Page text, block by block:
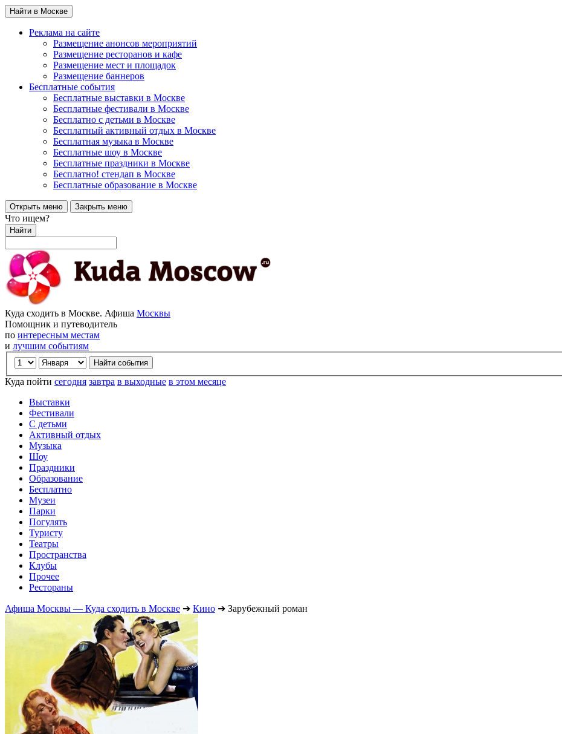
Найти в Москве
Реклама на сайте
Размещение анонсов мероприятий
Размещение ресторанов и кафе
Размещение мест и площадок
Размещение баннеров
Бесплатные события
Бесплатные выставки в Москве
Бесплатные фестивали в Москве
Бесплатно с детьми в Москве
Бесплатный активный отдых в Москве
Бесплатная музыка в Москве
Бесплатные шоу в Москве
Бесплатные праздники в Москве
Бесплатно! стендап в Москве
Бесплатные образование в Москве
Открыть меню Закрыть меню
Что ищем?
Найти
Куда сходить в Москве. Афиша Москвы
Помощник и путеводитель
по интересным местам
и лучшим событиям
Куда пойти сегодня завтра в выходные в этом месяце
Выставки
Фестивали
С детьми
Активный отдых
Музыка
Шоу
Праздники
Образование
Бесплатно
Музеи
Парки
Погулять
Туристу
Театры
Пространства
Клубы
Прочее
Рестораны
Афиша Москвы — Куда сходить в Москве ➔ Кино ➔ Зарубежный роман